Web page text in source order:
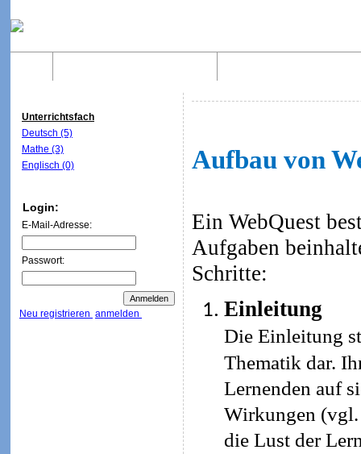
Unterrichtsfach
Deutsch (5)
Mathe (3)
Englisch (0)
Login:
E-Mail-Adresse:
Passwort:
Neu registrieren anmelden
Aufbau von
Ein WebQuest
Aufgaben
Schritte:
Einleitung
Die Einleitung
Thematik dar.
Lernenden auf
Wirkungen (vgl.
die Lust der